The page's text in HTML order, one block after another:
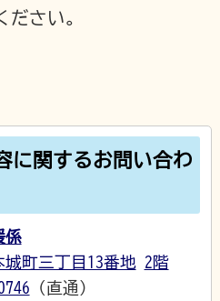
ださい。
に関するお問い合わ
係
城町三丁目13番地 2階
（直通）